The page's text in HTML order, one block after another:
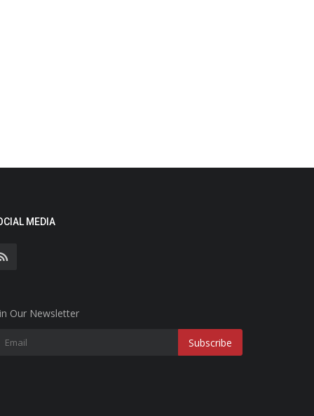
MEDIA
Our Newsletter
Subscribe